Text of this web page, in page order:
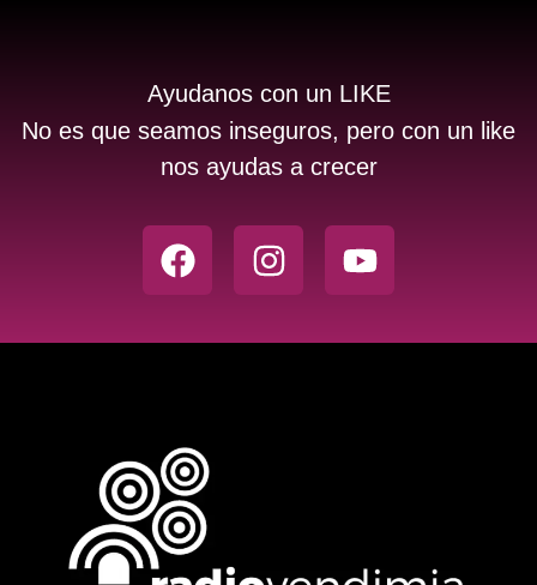
Ayudanos con un LIKE
No es que seamos inseguros, pero con un like
nos ayudas a crecer